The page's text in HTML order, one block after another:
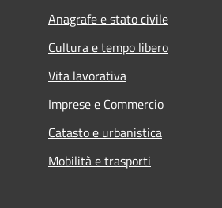
Anagrafe e stato civile
Cultura e tempo libero
Vita lavorativa
Imprese e Commercio
Catasto e urbanistica
Mobilità e trasporti